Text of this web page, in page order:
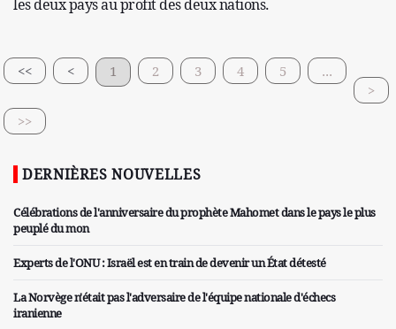
les deux pays au profit des deux nations.
<< < 1 2 3 4 5
...
>
>>
DERNIÈRES NOUVELLES
Célébrations de l'anniversaire du prophète Mahomet dans le pays le plus
peuplé du mon
Experts de l'ONU : Israël est en train de devenir un État détesté
La Norvège n'était pas l'adversaire de l'équipe nationale d'échecs
iranienne